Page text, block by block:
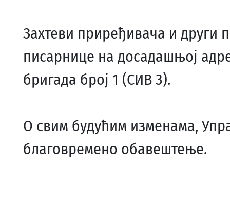
Захтеви приређивача и други
писарнице на досадашњој
бригада број 1 (СИВ 3).
О свим будућим изменама,
благовремено обавештење.